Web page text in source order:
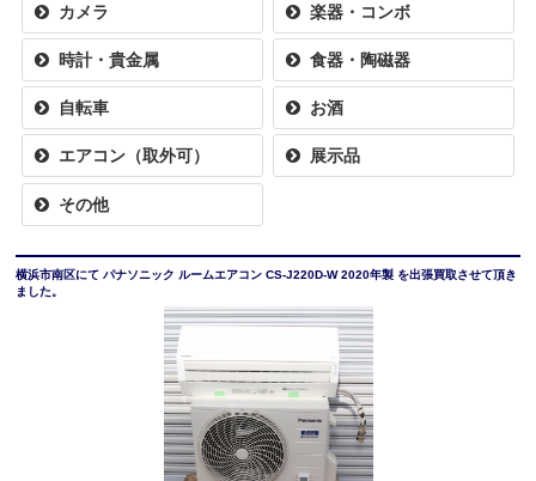
カメラ 楽器・コンボ
時計・貴金属 食器・陶磁器
自転車 お酒
エアコン（取外可） 展示品
その他
横浜市南区にて パナソニック ルームエアコン CS-J220D-W 2020年製 を出張買取させて頂き
ました。